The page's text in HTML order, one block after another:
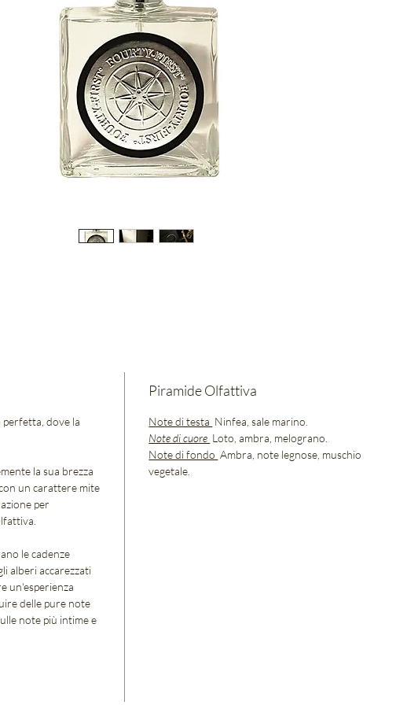
dove la
la sua brezza
un carattere mite
per
le cadenze
alberi accarezzati
un'esperienza
delle pure note
note più intime e
Piramide Olfattiva
Note di testa Ninfea, sale marino.
Note di cuore Loto, ambra, melograno.
Note di fondo Ambra, note legnose, muschio
vegetale.